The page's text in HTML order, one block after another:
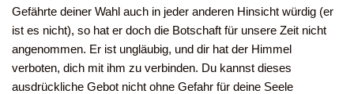
Gefährte deiner Wahl auch in jeder anderen Hinsicht würdig (er
ist es nicht), so hat er doch die Botschaft für unsere Zeit nicht
angenommen. Er ist ungläubig, und dir hat der Himmel
verboten, dich mit ihm zu verbinden. Du kannst dieses
ausdrückliche Gebot nicht ohne Gefahr für deine Seele